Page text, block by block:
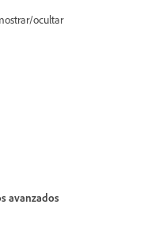
ocultar
avanzados